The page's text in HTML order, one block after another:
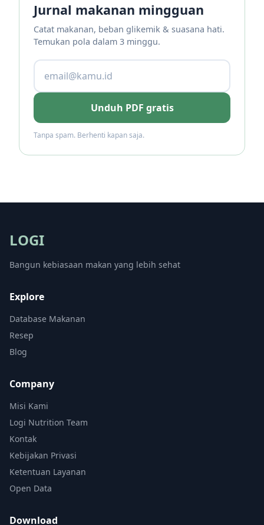
Jurnal makanan mingguan
Catat makanan, beban glikemik & suasana hati.
Temukan pola dalam 3 minggu.
Unduh PDF gratis
Tanpa spam. Berhenti kapan saja.
LOGI
Bangun kebiasaan makan yang lebih sehat
Explore
Database Makanan
Resep
Blog
Company
Misi Kami
Logi Nutrition Team
Kontak
Kebijakan Privasi
Ketentuan Layanan
Open Data
Download